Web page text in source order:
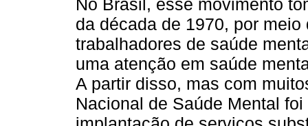
No Brasil, esse movimento
da década de 1970, por
trabalhadores de saúde
uma atenção em saúde
A partir disso, mas com
Nacional de Saúde Mental